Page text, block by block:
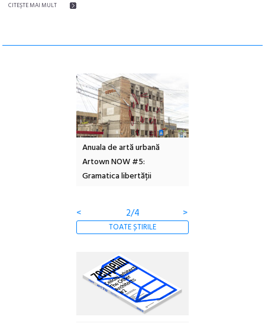
CITEŞTE MAI MULT
Anuala de artă urbană
Artown NOW #5:
Gramatica libertății
< 2/4 >
TOATE ȘTIRILE